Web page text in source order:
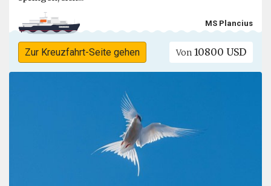
MS Plancius
Zur Kreuzfahrt-Seite gehen Von 10800 USD